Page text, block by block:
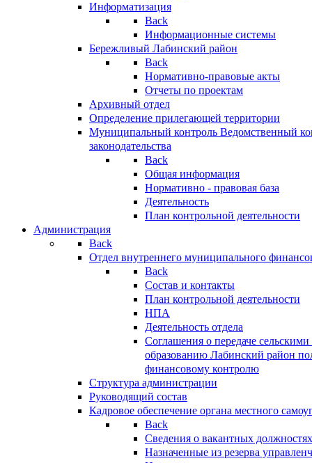
Информатизация
Back
Информационные системы
Бережливый Лабинский район
Back
Нормативно-правовые акты
Отчеты по проектам
Архивный отдел
Определение прилегающей территории
Муниципальный контроль Ведомственный
законодательства
Back
Общая информация
Нормативно - правовая база
Деятельность
План контрольной деятельности
Администрация
Back
Отдел внутреннего муниципального
Back
Состав и контакты
План контрольной деятельности
НПА
Деятельность отдела
Соглашения о передаче
образованию Лабинский район
финансовому контролю
Структура администрации
Руководящий состав
Кадровое обеспечение органа местного
Back
Сведения о вакантных
Назначенные из резерва